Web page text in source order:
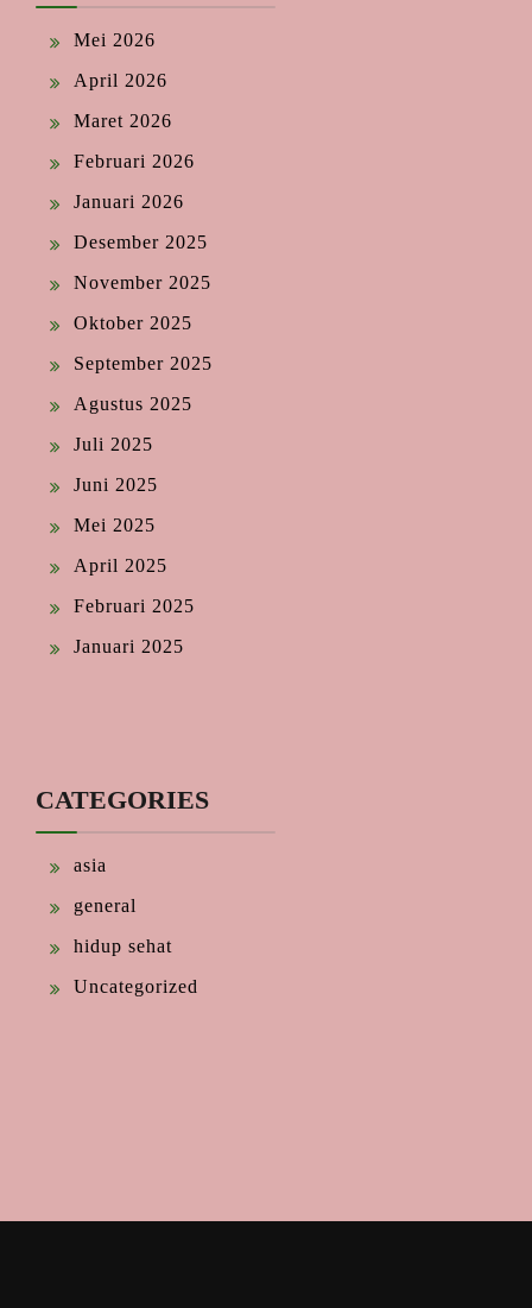
Mei 2026
April 2026
Maret 2026
Februari 2026
Januari 2026
Desember 2025
November 2025
Oktober 2025
September 2025
Agustus 2025
Juli 2025
Juni 2025
Mei 2025
April 2025
Februari 2025
Januari 2025
CATEGORIES
asia
general
hidup sehat
Uncategorized